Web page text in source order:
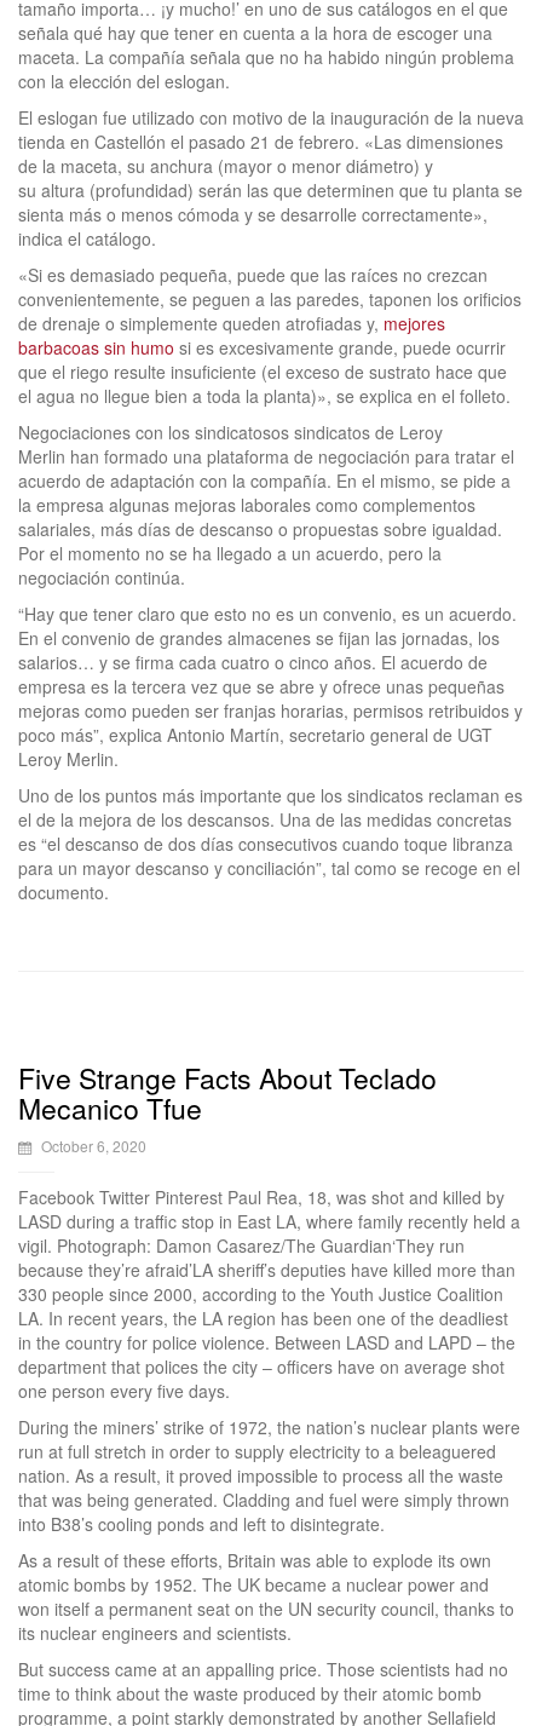
tamaño importa… ¡y mucho!’ en uno de sus catálogos en el que
señala qué hay que tener en cuenta a la hora de escoger una
maceta. La compañía señala que no ha habido ningún problema
con la elección del eslogan.
El eslogan fue utilizado con motivo de la inauguración de la nueva
tienda en Castellón el pasado 21 de febrero. «Las dimensiones
de la maceta, su anchura (mayor o menor diámetro) y
su altura (profundidad) serán las que determinen que tu planta se
sienta más o menos cómoda y se desarrolle correctamente»,
indica el catálogo.
«Si es demasiado pequeña, puede que las raíces no crezcan
convenientemente, se peguen a las paredes, taponen los orificios
de drenaje o simplemente queden atrofiadas y, mejores
barbacoas sin humo si es excesivamente grande, puede ocurrir
que el riego resulte insuficiente (el exceso de sustrato hace que
el agua no llegue bien a toda la planta)», se explica en el folleto.
Negociaciones con los sindicatosos sindicatos de Leroy
Merlin han formado una plataforma de negociación para tratar el
acuerdo de adaptación con la compañía. En el mismo, se pide a
la empresa algunas mejoras laborales como complementos
salariales, más días de descanso o propuestas sobre igualdad.
Por el momento no se ha llegado a un acuerdo, pero la
negociación continúa.
“Hay que tener claro que esto no es un convenio, es un acuerdo.
En el convenio de grandes almacenes se fijan las jornadas, los
salarios… y se firma cada cuatro o cinco años. El acuerdo de
empresa es la tercera vez que se abre y ofrece unas pequeñas
mejoras como pueden ser franjas horarias, permisos retribuidos y
poco más”, explica Antonio Martín, secretario general de UGT
Leroy Merlin.
Uno de los puntos más importante que los sindicatos reclaman es
el de la mejora de los descansos. Una de las medidas concretas
es “el descanso de dos días consecutivos cuando toque libranza
para un mayor descanso y conciliación”, tal como se recoge en el
documento.
Five Strange Facts About Teclado
Mecanico Tfue
October 6, 2020
Facebook Twitter Pinterest Paul Rea, 18, was shot and killed by
LASD during a traffic stop in East LA, where family recently held a
vigil. Photograph: Damon Casarez/The Guardian‘They run
because they’re afraid’LA sheriff’s deputies have killed more than
330 people since 2000, according to the Youth Justice Coalition
LA. In recent years, the LA region has been one of the deadliest
in the country for police violence. Between LASD and LAPD – the
department that polices the city – officers have on average shot
one person every five days.
During the miners’ strike of 1972, the nation’s nuclear plants were
run at full stretch in order to supply electricity to a beleaguered
nation. As a result, it proved impossible to process all the waste
that was being generated. Cladding and fuel were simply thrown
into B38’s cooling ponds and left to disintegrate.
As a result of these efforts, Britain was able to explode its own
atomic bombs by 1952. The UK became a nuclear power and
won itself a permanent seat on the UN security council, thanks to
its nuclear engineers and scientists.
But success came at an appalling price. Those scientists had no
time to think about the waste produced by their atomic bomb
programme, a point starkly demonstrated by another Sellafield